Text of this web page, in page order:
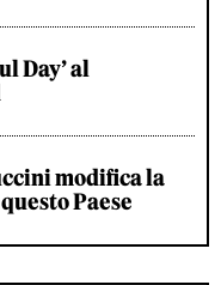
Day’ al
modifica la
Paese